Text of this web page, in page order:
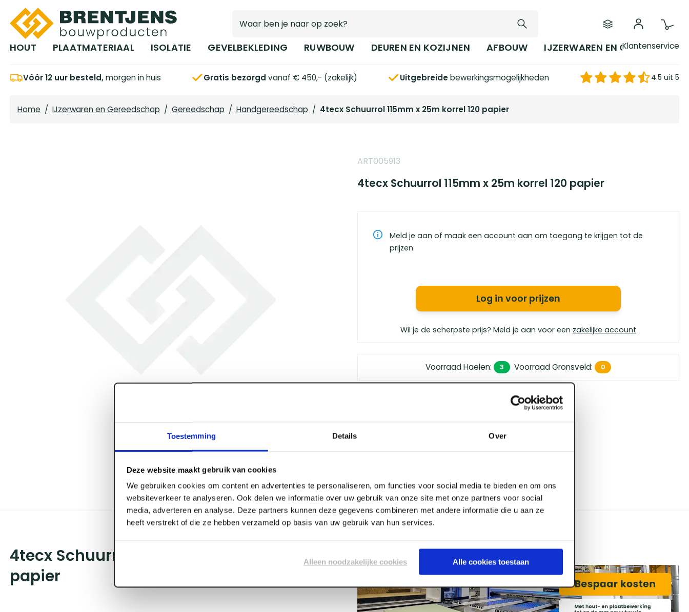
Toestemming Details Over
Deze website maakt gebruik van cookies
We gebruiken cookies om content en advertenties te personaliseren, om functies voor social media te bieden en om ons
websiteverkeer te analyseren. Ook delen we informatie over uw gebruik van onze site met onze partners voor social
media, adverteren en analyse. Deze partners kunnen deze gegevens combineren met andere informatie die u aan ze
heeft verstrekt of die ze hebben verzameld op basis van uw gebruik van hun services.
Alleen noodzakelijke cookies Alle cookies toestaan
Ga naar hoofdinhoud
HOUT PLAATMATERIAAL ISOLATIE GEVELBEKLEDING RUWBOUW DEUREN EN KOZIJNEN AFBOUW IJZERWAREN EN GEREEDSCHAP
Klantenservice
Vóór 12 uur besteld,morgen in huis Gratis bezorgd vanaf € 450,- (zakelijk) Uitgebreidebewerkingsmogelijkheden 4.5 uit 5
Home / IJzerwaren en Gereedschap / Gereedschap / Handgereedschap / 4tecx Schuurrol 115mm x 25m korrel 120 papier
ART005913
4tecx Schuurrol 115mm x 25m korrel 120 papier
Meld je aan of maak een account aan om toegang te krijgen tot de
prijzen.
Log in voor prijzen
Wil je de scherpste prijs? Meld je aan voor een zakelijke account
Voorraad Haelen: 3 Voorraad Gronsveld: 0
vanaf € 450,- (zakelijk)
een 4.5 uit 5
4tecx Schuurrol 115mm x 25m korrel 120
papier